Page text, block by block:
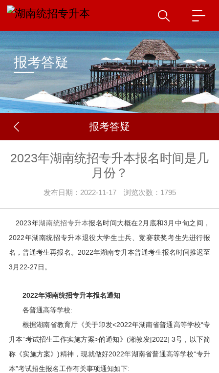
报考答疑
报考答疑
2023年湖南统招专升本报名时间是几
月份？
发布日期：2022-11-17 浏览次数：1795
2023年湖南统招专升本报名时间大概在2月底和3月中旬之间，
2022年湖南统招专升本退役大学生士兵、竞赛获奖考生先进行报
名，普通考生再报名。2022年湖南专升本普通考生报名时间推迟至
3月22-27日。
2022年湖南统招专升本报名通知
各普通高等学校:
根据湖南省教育厅《关于印发<2022年湖南省普通高等学校“专
升本”考试招生工作实施方案>的通知》(湘教发[2022] 3号，以下简
称《实施方案》)精神，现就做好2022年湖南省普通高等学校“专升
本”考试招生报名工作有关事项通知如下: